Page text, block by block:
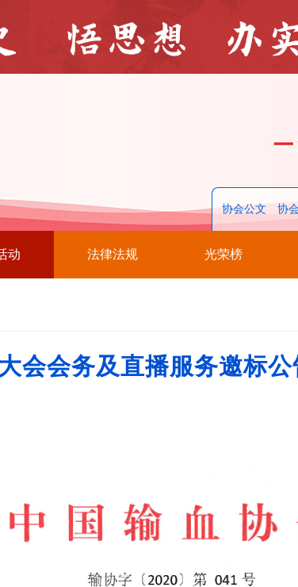
协会公文 协
动 法律法规 光荣榜
会会务及直播服务邀标公